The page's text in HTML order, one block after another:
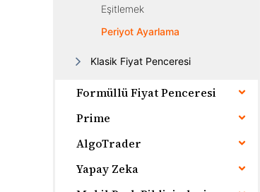
Eşitlemek
Periyot Ayarlama
Klasik Fiyat Penceresi
Formüllü Fiyat Penceresi
Prime
AlgoTrader
Yapay Zeka